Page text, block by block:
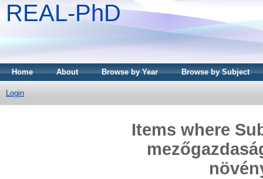
REAL-PhD
Home About Browse by Year Browse by Subject
Login
Items where